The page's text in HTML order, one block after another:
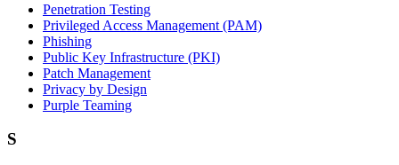
Penetration Testing
Privileged Access Management (PAM)
Phishing
Public Key Infrastructure (PKI)
Patch Management
Privacy by Design
Purple Teaming
S